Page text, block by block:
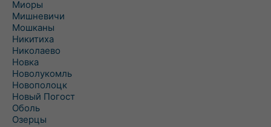
Миоры
Мишневичи
Мошканы
Никитиха
Николаево
Новка
Новолукомль
Новополоцк
Новый Погост
Оболь
Озерцы